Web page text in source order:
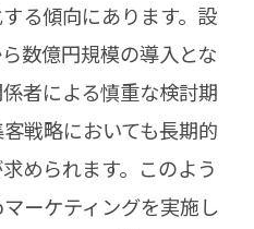
る傾向にあります。設
数億円規模の導入とな
者による慎重な検討期
戦略においても長期的
められます。このよう
ーケティングを実施し